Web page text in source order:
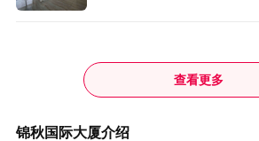
查看更多
锦秋国际大厦介绍